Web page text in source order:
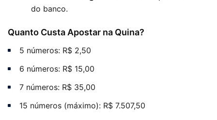
do banco.
Quanto Custa Apostar na Quina?
5 números: R$ 2,50
6 números: R$ 15,00
7 números: R$ 35,00
15 números (máximo): R$ 7.507,50